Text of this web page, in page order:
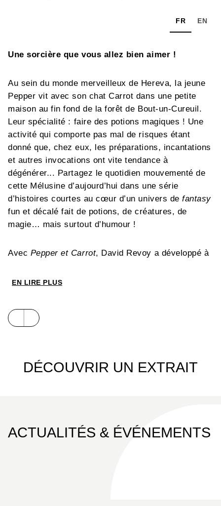
FR EN
Une sorcière que vous allez bien aimer !
Au sein du monde merveilleux de Hereva, la jeune
Pepper vit avec son chat Carrot dans une petite
maison au fin fond de la forêt de Bout-un-Cureuil.
Leur spécialité : faire des potions magiques ! Une
activité qui comporte pas mal de risques étant
donné que, chez eux, les préparations, incantations
et autres invocations ont vite tendance à
dégénérer... Partagez le quotidien mouvementé de
cette Mélusine d’aujourd’hui dans une série
d’histoires courtes au cœur d’un univers defantasy
fun et décalé fait de potions, de créatures, de
magie… mais surtout d’humour !
Avec Pepper et Carrot, David Revoy a développé à
financé directement par ses lecteurs sur le principe
d’albums au prix très attractif : près de 80 pages de
BD pour moins de 10 euros !
EN LIRE PLUS
DÉCOUVRIR UN EXTRAIT
ACTUALITÉS & ÉVÉNEMENTS